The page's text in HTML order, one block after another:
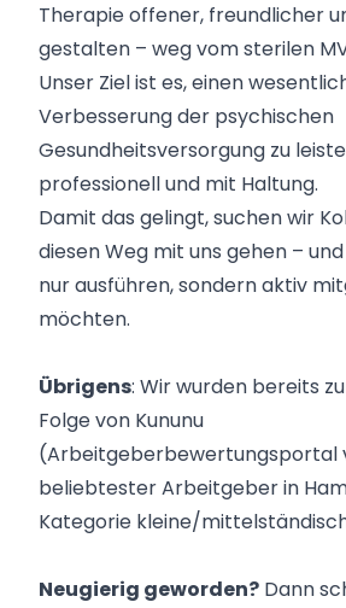
Therapie offener, freundlicher
gestalten – weg vom sterilen
Unser Ziel ist es, einen
Verbesserung der psychischen
Gesundheitsversorgung zu
professionell und mit Haltung.
Damit das gelingt, suchen wir
diesen Weg mit uns gehen –
nur ausführen, sondern aktiv
möchten.
Übrigens: Wir wurden bereits
Folge von Kununu
(Arbeitgeberbewertungsportal
beliebtester Arbeitgeber in
Kategorie kleine/
Neugierig geworden? Dann